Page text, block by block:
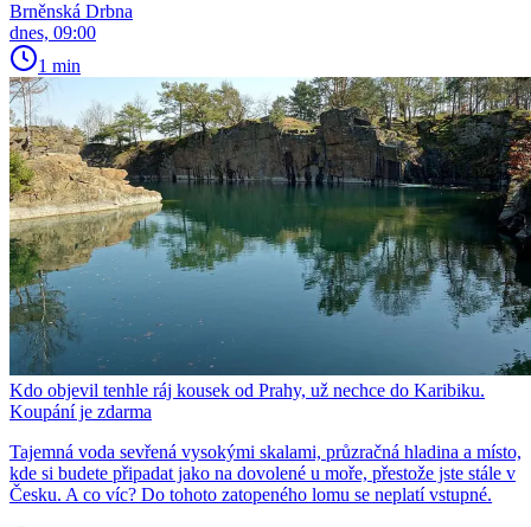
Brněnská Drbna
dnes, 09:00
1 min
Kdo objevil tenhle ráj kousek od Prahy, už nechce do Karibiku.
Koupání je zdarma
Tajemná voda sevřená vysokými skalami, průzračná hladina a místo,
kde si budete připadat jako na dovolené u moře, přestože jste stále v
Česku. A co víc? Do tohoto zatopeného lomu se neplatí vstupné.